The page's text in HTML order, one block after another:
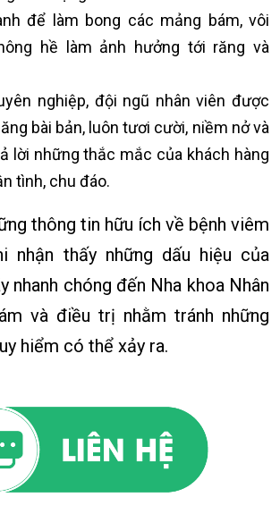
để làm bong các mảng bám, vôi
hề làm ảnh hưởng tới răng và
nghiệp, đội ngũ nhân viên được
bài bản, luôn tươi cười, niềm nở và
lời những thắc mắc của khách hàng
tình, chu đáo.
thông tin hữu ích về bệnh viêm
nhận thấy những dấu hiệu của
nhanh chóng đến Nha khoa Nhân
và điều trị nhằm tránh những
hiểm có thể xảy ra.